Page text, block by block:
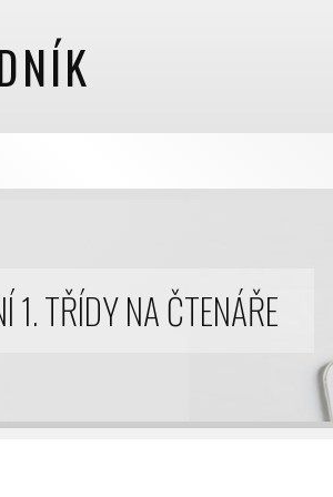
1. TŘÍDY NA ČTENÁŘE